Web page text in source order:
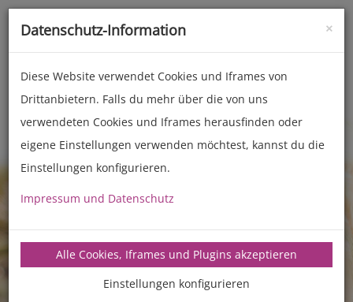
Toggle
Zubehör für Nudelmaschinen
Matrizen Luna
Schnittnudeln Breite
1,8 mm
×
Datenschutz-Information
Diese Website verwendet Cookies und Iframes von
Drittanbietern. Falls du mehr über die von uns
verwendeten Cookies und Iframes herausfinden oder
eigene Einstellungen verwenden möchtest, kannst du die
Einstellungen konfigurieren.
Impressum und Datenschutz
Alle Cookies, Iframes und Plugins akzeptieren
Einstellungen konfigurieren